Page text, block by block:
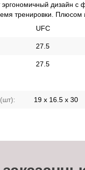
дизайн
тренировки. Плюсом
UFC
27.5
27.5
19 x 16.5 x 30